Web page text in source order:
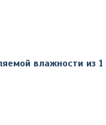
влажности из 1